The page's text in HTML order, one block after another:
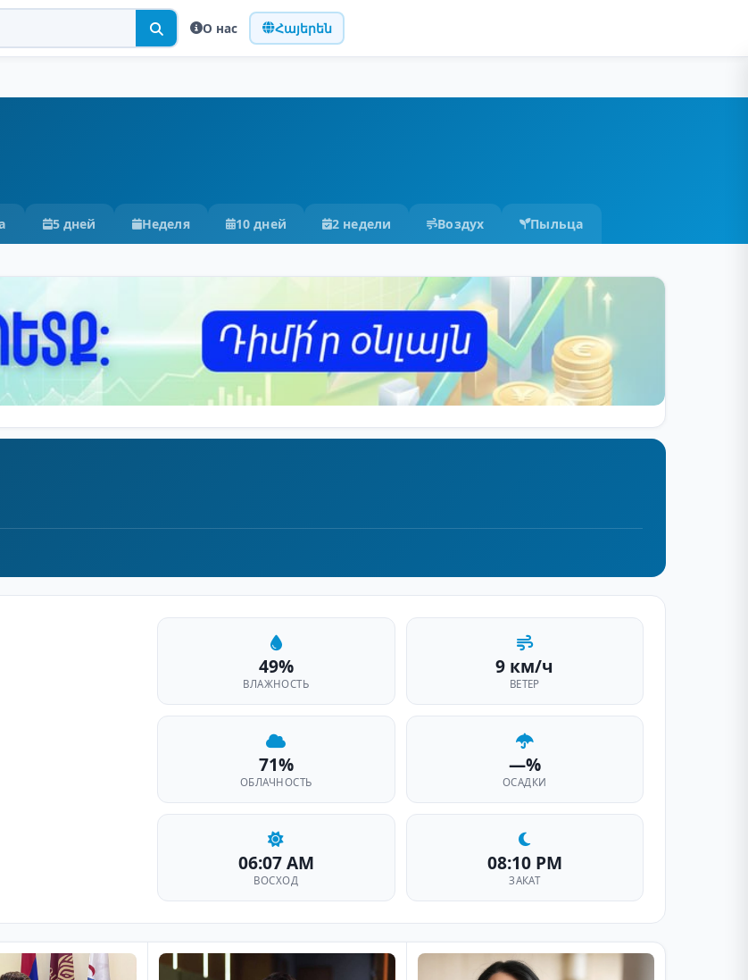
О нас Հայերեն
5 дней Неделя 10 дней 2 недели Воздух Пыльца
49%
ВЛАЖНОСТЬ
9 км/ч
ВЕТЕР
71%
ОБЛАЧНОСТЬ
—%
ОСАДКИ
06:07 AM
ВОСХОД
08:10 PM
ЗАКАТ